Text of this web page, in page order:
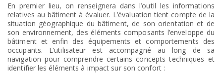
En premier lieu, on renseignera dans l’outil les informations
relatives au bâtiment à évaluer. L’évaluation tient compte de la
situation géographique du bâtiment, de son orientation et de
son environnement, des éléments composants l’enveloppe du
bâtiment et enfin des équipements et comportements des
occupants. L’utilisateur est accompagné au long de sa
navigation pour comprendre certains concepts techniques et
identifier les éléments à impact sur son confort :